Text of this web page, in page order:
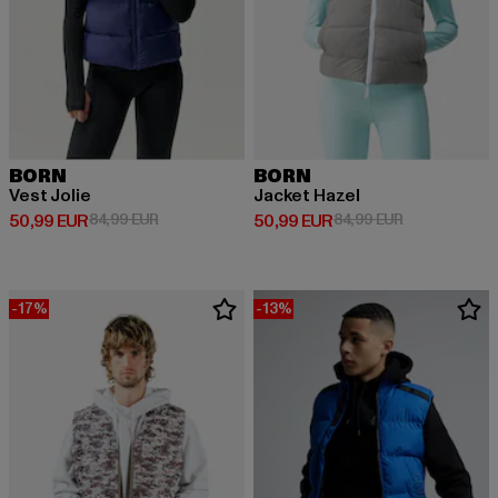
BORN
Vest Jolie
50,99 EUR
Prix courant: 50,99 EUR
84,99 EURPrix en promotion: 84,99 EUR
BORN
Jacket Hazel
50,99 EUR
Prix courant: 50,99 EUR
84,99 EURPrix en
-17% -13%